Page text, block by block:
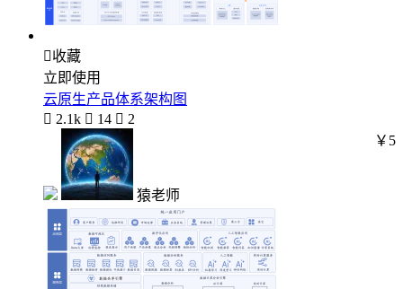
收藏
立即使用
云原生产品体系架构图
 2.1k  14  2
猿老师
￥5